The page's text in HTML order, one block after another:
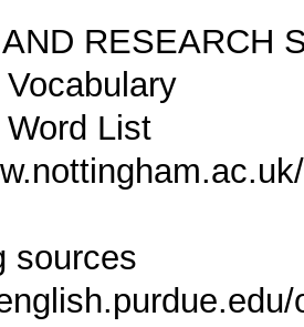
RESEARCH
List
sources